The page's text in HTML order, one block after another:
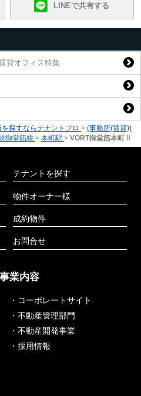
LINEで共有する
貸オフィス特集
探すならテナントプロ > (事務所(賃貸))
御堂筋線 > 本町駅 > VORT御堂筋本町Ⅱ
テナントを探す
物件オーナー様
成約物件
お問合せ
業内容
・コーポレートサイト
・不動産管理部門
・不動産開発事業
・採用情報